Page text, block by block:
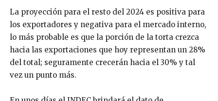
La proyección para el resto del 2024 es positiva para
los exportadores y negativa para el mercado interno,
lo más probable es que la porción de la torta crezca
hacia las exportaciones que hoy representan un 28%
del total; seguramente crecerán hacia el 30% y tal
vez un punto más.